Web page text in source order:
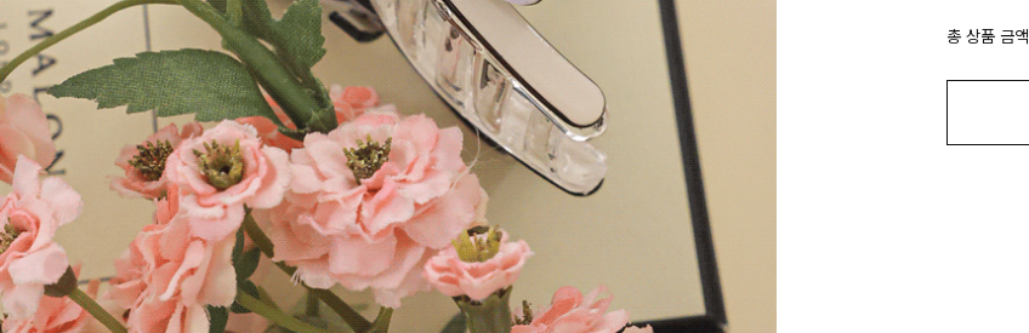
총 상품 금액